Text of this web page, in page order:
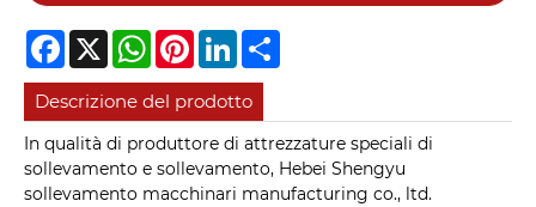
Facebook
X WhatsApp
PinterestLinkedIn
Descrizione del prodotto
In qualità di produttore di attrezzature speciali di
sollevamento e sollevamento, Hebei Shengyu
sollevamento macchinari manufacturing co., ltd.